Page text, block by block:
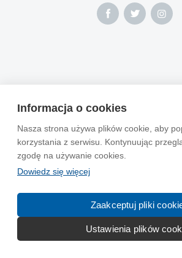
Informacja o cookies
Nasza strona używa plików cookie, aby
korzystania z serwisu. Kontynuując
zgodę na używanie cookies.
Dowiedz się więcej
Zaakceptuj pliki
Ustawienia plików